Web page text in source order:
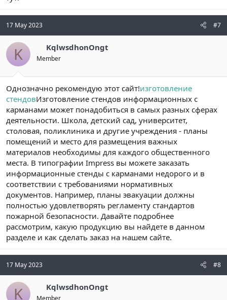
17 May 2023 #7
K KqlwsdhonOngt
Member
Однозначно рекомендую этот сайт!изготовление
стендовИзготовление стендов информационных с
карманами может понадобиться в самых разных сферах
деятельности. Школа, детский сад, университет,
столовая, поликлиника и другие учреждения - планы
помещений и место для размещения важных
материалов необходимы для каждого общественного
места. В типографии Impress вы можете заказать
информационные стенды с карманами недорого и в
соответствии с требованиями нормативных
документов. Например, планы эвакуации должны
полностью удовлетворять регламенту стандартов
пожарной безопасности. Давайте подробнее
рассмотрим, какую продукцию вы найдете в данном
разделе и как сделать заказ на нашем сайте.
17 May 2023 #8
K KqlwsdhonOngt
Member